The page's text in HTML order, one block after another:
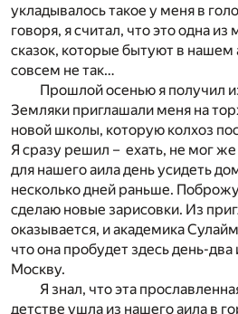
укладывалось такое у меня в
говоря, я считал, что это одна
сказок, которые бытуют в нашем
совсем не так…
Прошлой осенью я получил
Земляки приглашали меня на
новой школы, которую колхоз
Я сразу решил – ехать, не мог
для нашего аила день усидеть
несколько дней раньше.
сделаю новые зарисовки. Из
оказывается, и академика
что она пробудет здесь день-два
Москву.
Я знал, что эта
детстве ушла из нашего аила в